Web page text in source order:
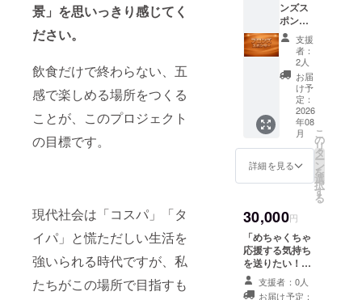
景」を思いっきり感じてく
ださい。
飲食だけで終わらない、五
感で楽しめる場所をつくる
ことが、このプロジェクト
の目標です。
現代社会は「コスパ」「タ
イパ」と慌ただしい生活を
強いられる時代ですが、私
たちがこの場所で目指すも
は直射
日光の
当たら
ない場
所にて
保管の
上、お
早めに
ご使用
くださ
い。 ※
及び添
加物等
表示は
お届け
商品の
ラベル
に表記
す。商
を準備
できな
い場合
は、ド
ライ
ハーブ
をブレ
ンドす
る形で
のご提
供とな
がござ
いま
めご了
承下さ
い ・支
援者様
の交通
費や滞
8月8日
以降
10:00~
16:00
営業
時間内
に実施
・場
所：熊
本県美
里町馬
・リ
ターン
和8年8
月〜令
和9年8
月末日
まで
【注意
事項】
別な時
間にな
るかも
しれま
せん。
【商品
詳細】
容量：
226ml
口径：
82mm
高さ：
82mm
材質】
本体：
リサイ
クル
ソーダ
ガラス
リフ
レッ
シュで
きる
ティー
タイム
をお楽
しみく
ださ
い。 ●
数量：
１セッ
ト（14
寧に育
温で
しっか
りと香
りを閉
じ込め
ンズス
ポン
サー】
本プロ
ジェク
トの趣
旨にご
賛同い
ただ
き、応
援して
くださ
るスポ
ンサー
様を募
おりま
す。 地
域にに
ぎわい
となり
わいを
生み出
支援
者：
2人
お届
け予
定：
2026
年08
月
詳細を見る
こ
の
リ
タ
ー
ン
を
選
択
す
る
30,000円
「めちゃくちゃ
応援する気持ち
を送りたい！」
30,000円支援
コース ●お礼状支援者：0人
お届け予定：